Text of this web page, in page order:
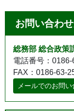
お問い合わ
総務部 総合政策
電話番号：
FAX：0186-63-
メールでのお問